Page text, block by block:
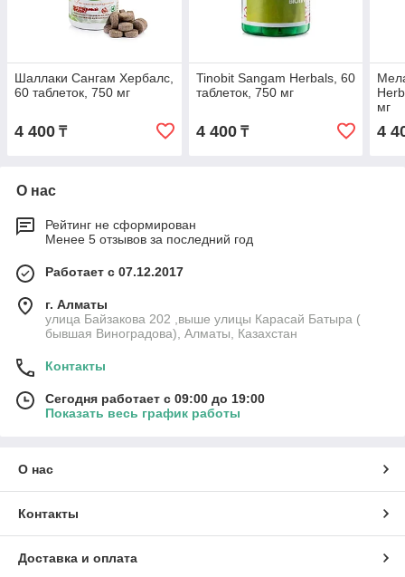
Шаллаки Сангам Хербалс,
60 таблеток, 750 мг
4 400 ₸
Tinobit Sangam Herbals, 60
таблеток, 750 мг
4 400₸
мг
4
О нас
Рейтинг не сформирован
Менее 5 отзывов за последний год
Работает с 07.12.2017
г. Алматы
улица Байзакова 202 ,выше улицы Карасай Батыра (
бывшая Виноградова), Алматы, Казахстан
Контакты
Сегодня работает с 09:00 до 19:00
Показать весь график работы
О нас
Контакты
Доставка и оплата